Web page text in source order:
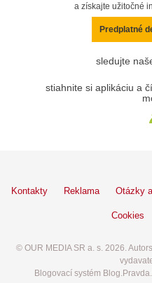
a získajte užitočné
Predplatné
sledujte
stiahnite si aplikáciu a
Kontakty Reklama Otázky
Cookies
© OUR MEDIA SR a. s. 2026.
Blogovací systém